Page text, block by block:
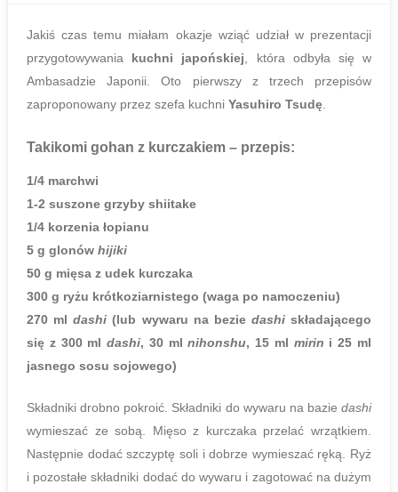
Jakiś czas temu miałam okazje wziąć udział w prezentacji
przygotowywania kuchni japońskiej , która odbyła się w
Ambasadzie Japonii. Oto pierwszy z trzech przepisów
zaproponowany przez szefa kuchni Yasuhiro Tsudę
Takikomi gohan z kurczakiem – przepis:
1/4 marchwi
1-2 suszone grzyby shiitake
1/4 korzenia łopianu
5 g glonów hijiki
50 g mięsa z udek kurczaka
300 g ryżu krótkoziarnistego (waga po namoczeniu)
270 mldashi (lub wywaru na bezie dashiskładającego
się z 300 mldashi, 30 mlnihonshu, 15 ml mirin i 25 ml
jasnego sosu sojowego)
Składniki drobno pokroić. Składniki do wywaru na bazie dashi
wymieszać ze sobą. Mięso z kurczaka przelać wrzątkiem.
Następnie dodać szczyptę soli i dobrze wymieszać ręką. Ryż
i pozostałe składniki dodać do wywaru i zagotować na dużym